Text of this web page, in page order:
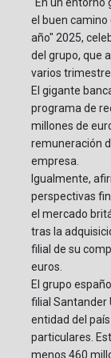
"En un entorno
el buen camino
año" 2025,
del grupo, que
varios
El gigante
programa de
millones de
remuneración
empresa.
Igualmente,
perspectivas
el mercado
tras la
filial de su
euros.
El grupo
filial Santander
entidad del
particulares.
menos 460